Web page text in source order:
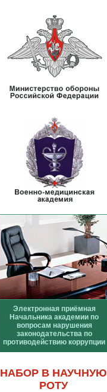
Электронная приёмная
Начальника академии по
вопросам нарушения
законодательства по
противодействию коррупции
НАБОР В НАУЧНУЮ
РОТУ